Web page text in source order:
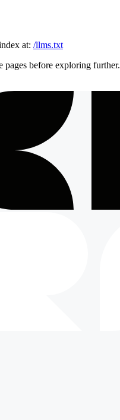
at: /llms.txt
before exploring further.